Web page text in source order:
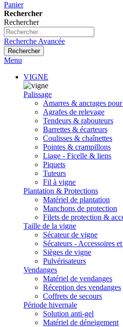
Panier
Rechercher
Rechercher
Recherche Avancée
Rechercher
Menu
VIGNE
Palissage
Amarres & ancrages
Agrafes de relevage
Tendeurs & rabouteurs
Barrettes & écarteurs
Coulisses & chaînettes
Pointes & crampillons
Liage - Ficelle & liens
Piquets
Tuteurs
Fil à vigne
Plantation & Protections
Matériel de plantation
Manchons de protection
Filets de protection &
Taille de la vigne
Sécateur de vigne
Sécateurs - Accessoires
Sièges de vigne
Pulvérisateurs
Vendanges
Matériel de vendanges
Réception des vendanges
Coffrets de secours
Période hivernale
Solution anti-gel
Matériel de déneigement